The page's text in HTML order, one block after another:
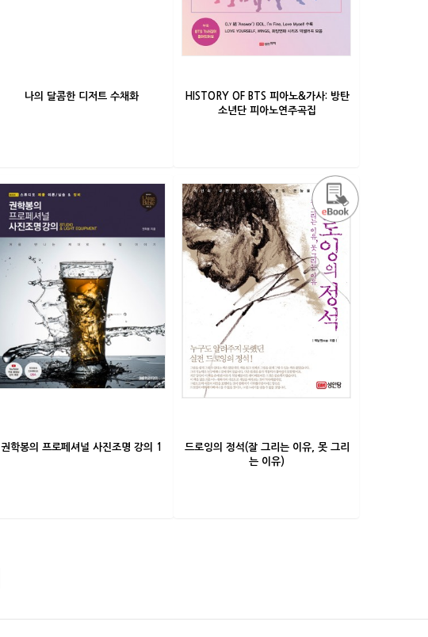
나의 달콤한 디저트 수채화
HISTORY OF BTS 피아노&가사: 방탄
소년단 피아노연주곡집
권학봉의 프로페셔널 사진조명 강의 1
드로잉의 정석(잘 그리는 이유, 못 그리
는 이유)